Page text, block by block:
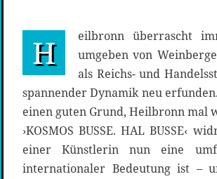
H
eilbronn überrascht
umgeben von
als Reichs- und
spannender Dynamik neu
einen guten Grund, Heilbronn mal
›KOSMOS BUSSE. HAL BUSSE‹
einer Künstlerin nun eine
internationaler Bedeutung ist –